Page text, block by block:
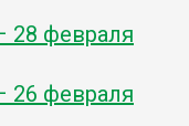
28 февраля
26 февраля